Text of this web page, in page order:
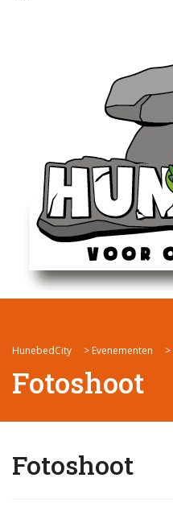
HunebedCity > Evenementen >
Fotoshoot
Fotoshoot